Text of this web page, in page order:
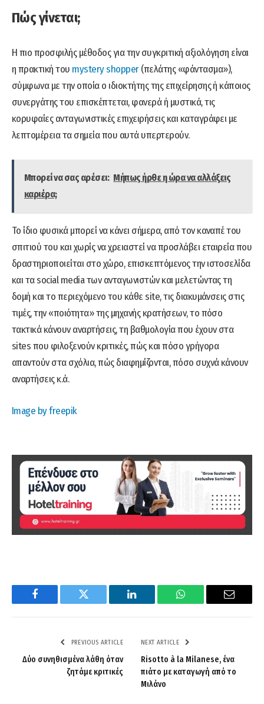
Πώς γίνεται;
Η πιο προσφιλής μέθοδος για την συγκριτική αξιολόγηση είναι
η πρακτική του mystery shopper(πελάτης «φάντασμα»),
σύμφωνα με την οποία ο ιδιοκτήτης της επιχείρησης ή κάποιος
συνεργάτης του επισκέπτεται, φανερά ή μυστικά, τις
κορυφαίες ανταγωνιστικές επιχειρήσεις και καταγράφει με
λεπτομέρεια τα σημεία που αυτά υπερτερούν.
Μπορεί να σας αρέσει: Μήπως ήρθε η ώρα να αλλάξεις
καριέρα;
Το ίδιο φυσικά μπορεί να κάνει σήμερα, από τον καναπέ του
σπιτιού του και χωρίς να χρειαστεί να προσλάβει εταιρεία που
δραστηριοποιείται στο χώρο, επισκεπτόμενος την ιστοσελίδα
και τα social media των ανταγωνιστών και μελετώντας τη
δομή και το περιεχόμενο του κάθε site, τις διακυμάνσεις στις
τιμές, την «ποιότητα» της μηχανής κρατήσεων, το πόσο
τακτικά κάνουν αναρτήσεις, τη βαθμολογία που έχουν στα
sites που φιλοξενούν κριτικές, πώς και πόσο γρήγορα
απαντούν στα σχόλια, πώς διαφημίζονται, πόσο συχνά κάνουν
αναρτήσεις κ.ά.
Image by freepik
Facebook Twitter LinkedIn WhatsApp Email
PREVIOUS ARTICLE
Δύο συνηθισμένα λάθη όταν
ζητάμε κριτικές
NEXT ARTICLE
Risotto à la Milanese, ένα
πιάτο με καταγωγή από το
Μιλάνο